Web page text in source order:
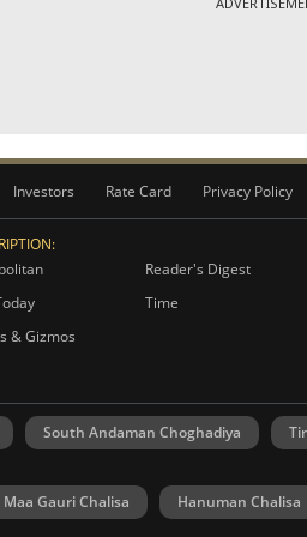
Investors Rate Card Privacy Policy
Reader's Digest
Time
& Gizmos
South Andaman Choghadiya
Maa Gauri Chalisa Hanuman Chalisa